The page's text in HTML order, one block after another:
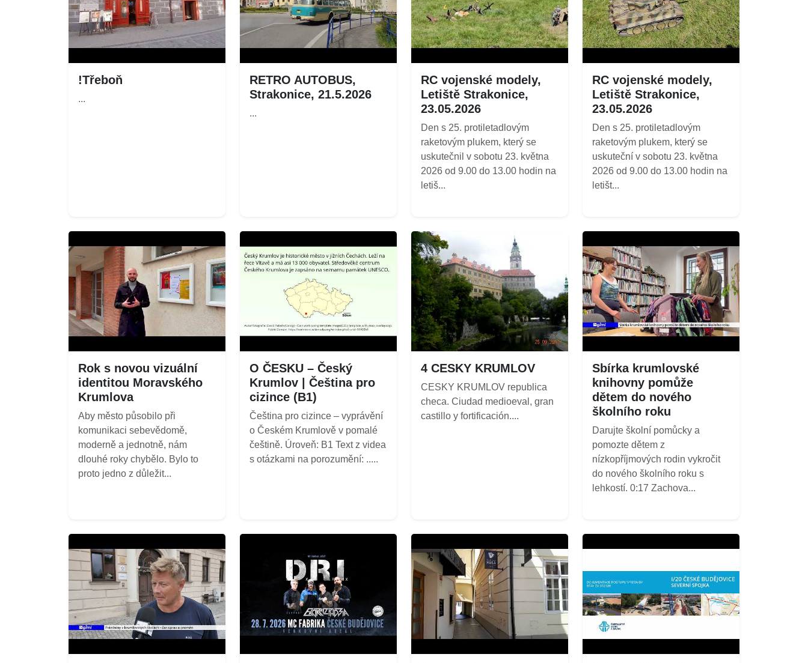
!Třeboň
...
RETRO AUTOBUS,
Strakonice, 21.5.2026
...
RC vojenské modely,
Letiště Strakonice,
23.05.2026
Den s 25. protiletadlovým
raketovým plukem, který se
uskutečnil v sobotu 23. května
2026 od 9.00 do 13.00 hodin na
letiš...
RC vojenské modely,
Letiště Strakonice,
23.05.2026
Den s 25. protiletadlovým
raketovým plukem, který se
uskuteční v sobotu 23. května
2026 od 9.00 do 13.00 hodin na
letišt...
Rok s novou vizuální
identitou Moravského
Krumlova
Aby město působilo při
komunikaci sebevědomě,
moderně a jednotně, nám
dlouhé roky chybělo. Bylo to
proto jedno z důležit...
O ČESKU – Český
Krumlov | Čeština pro
cizince (B1)
Čeština pro cizince – vyprávění
o Českém Krumlově v pomalé
češtině. Úroveň: B1 Text z videa
s otázkami na porozumění: .....
4 CESKY KRUMLOV
CESKY KRUMLOV republica
checa. Ciudad medioeval, gran
castillo y fortificación....
Sbírka krumlovské
knihovny pomůže
dětem do nového
školního roku
Darujte školní pomůcky a
pomozte dětem z
nízkopříjmových rodin vykročit
do nového školního roku s
lehkostí. 0:17 Zachova...